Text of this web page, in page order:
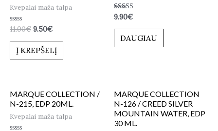
Kvepalai maža talpa
Įvertinimas:
iš
11.00€ 9.50€
Į KREPŠELĮ
Įvertinimas:
iš 5
9.90€
DAUGIAU
MARQUE COLLECTION /
N-215, EDP 20ML.
Kvepalai maža talpa
MARQUE COLLECTION
N-126 / CREED SILVER
MOUNTAIN WATER, EDP
30 ML.